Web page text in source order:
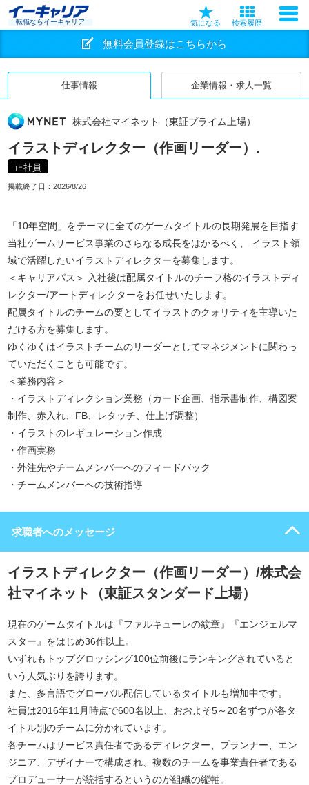
転職ならイーキャリア 気になる 検索履歴
無料会員登録はこちらから
仕事情報 企業情報・求人一覧
株式会社マイネット（東証プライム上場）
イラストディレクター（作画リーダー）.
正社員
掲載終了日： 2026/8/26
「10年空間」をテーマに全てのゲームタイトルの長期発展を目指す
当社ゲームサービス事業のさらなる成長をはかるべく、 イラスト領
域で活躍したいイラストディレクターを募集します。
＜キャリアパス＞ 入社後は配属タイトルのチーフ格のイラストディ
レクター/アートディレクターをお任せいたします。
配属タイトルのチームの要としてイラストのクォリティを主導いた
だける方を募集します。
ゆくゆくはイラストチームのリーダーとしてマネジメントに関わっ
ていただくことも可能です。
＜業務内容＞
・イラストディレクション業務（カード企画、指示書制作、構図案
制作、赤入れ、FB、レタッチ、仕上げ調整）
・イラストのレギュレーション作成
・作画実務
・外注先やチームメンバーへのフィードバック
・チームメンバーへの技術指導
求職者へのメッセージ
イラストディレクター（作画リーダー）/株式会
社マイネット（東証スタンダード上場）
現在のゲームタイトルは『ファルキューレの紋章』『エンジェルマ
スター』をはじめ36作以上。
いずれもトップグロッシング100位前後にランキングされていると
いう人気ぶりを誇ります。
また、多言語でグローバル配信しているタイトルも増加中です。
社員は2016年11月時点で600名以上、おおよそ5～20名ずつが各タ
イトル別のチームに分かれています。
各チームはサービス責任者であるディレクター、プランナー、エン
ジニア、デザイナーで構成され、複数のチームを事業責任者である
プロデューサーが統括するというのが組織の縦軸。